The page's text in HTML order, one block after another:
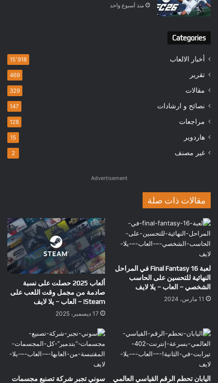
منذ أسبوع واحد
Categories
أخبار الالعاب 15٬918
تقرير 469
مقالات 329
نصائح و ارشادات 147
مراجعات 128
هاردوير 15
غير مصنف 2
Advertisement
مقالات ذات صلة
لعبة Final Fantasy 16 في المراحل
النهائية للتحسين على الحاسب
الشخصي – العاب – يلا لايف
11 مارس، 2024
ألعاب 2025 حصلت على نسبة
صادمة من مجمل وقت اللعب على
Steam! – العاب – يلا لايف
17 ديسمبر، 2025
اليابان تحطم الرقم القياسي العالمي
سوني تجبر شركة تصنيع مجسمات